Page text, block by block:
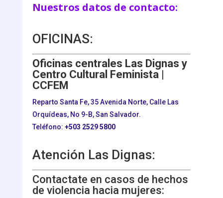
Nuestros datos de contacto:
OFICINAS:
Oficinas centrales Las Dignas y
Centro Cultural Feminista |
CCFEM
Reparto Santa Fe, 35 Avenida Norte, Calle Las
Orquídeas, No 9-B, San Salvador.
Teléfono: +503 2529 5800
Atención Las Dignas:
Contactate en casos de hechos
de violencia hacia mujeres: